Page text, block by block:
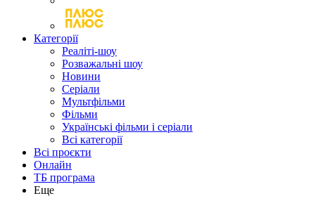
Категорії
Реаліті-шоу
Розважальні шоу
Новини
Серіали
Мультфільми
Фільми
Українські фільми і серіали
Всі категорії
Всі проєкти
Онлайн
ТБ програма
Еще